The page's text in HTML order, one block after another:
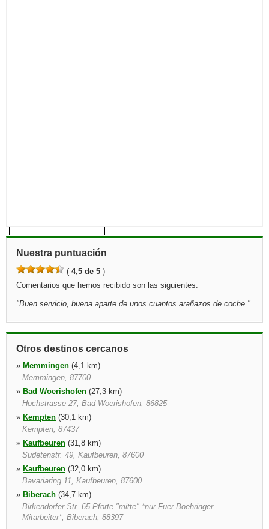
Nuestra puntuación
( 4,5 de 5 )
Comentarios que hemos recibido son las siguientes:
"Buen servicio, buena aparte de unos cuantos arañazos de coche. "
Otros destinos cercanos
» Memmingen (4,1 km)
Memmingen, 87700
» Bad Woerishofen (27,3 km)
Hochstrasse 27, Bad Woerishofen, 86825
» Kempten (30,1 km)
Kempten, 87437
» Kaufbeuren (31,8 km)
Sudetenstr. 49, Kaufbeuren, 87600
» Kaufbeuren (32,0 km)
Bavariaring 11, Kaufbeuren, 87600
» Biberach (34,7 km)
Birkendorfer Str. 65 Pforte "mitte" *nur Fuer Boehringer
Mitarbeiter*, Biberach, 88397